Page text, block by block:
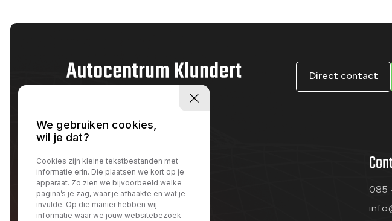
Direct contact
085
We gebruiken cookies,
wil je dat?
Cookies zijn kleine tekstbestanden met
informatie erin. Die plaatsen we kort op je
apparaat. Zo zien we bijvoorbeeld welke
pagina’s je zag, waar je afhaakte en wat je
invulde. Op die manier hebben wij
informatie waar we jouw websitebezoek